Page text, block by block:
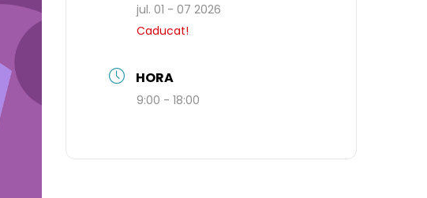
jul. 01 - 07 2026
Caducat!
HORA
9:00 - 18:00